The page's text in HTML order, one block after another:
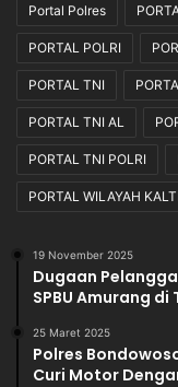
Portal Polres
PORTAL POLRI
PORTAL TNI
PORTAL TNI AL
PORTAL TNI POLRI
PORTAL WILAYAH
19 November 2025
Dugaan
SPBU Amurang
25 Maret 2025
Polres
Curi Motor